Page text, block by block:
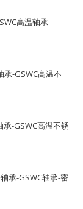
高温轴承
承-GSWC高温不
承-GSWC高温不锈
承-GSWC轴承-密